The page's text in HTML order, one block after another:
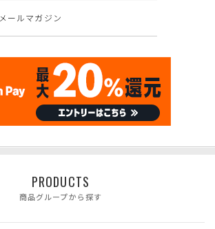
メールマガジン
PRODUCTS
商品グループから探す